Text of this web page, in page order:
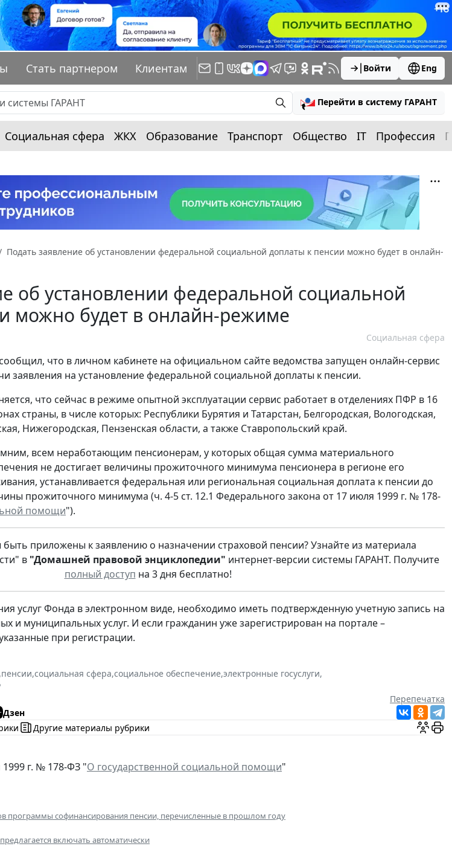
Стать партнером Клиентам Войти Eng
Перейти в систему ГАРАНТ
Социальная сфера ЖКХ Образование Транспорт Общество IT Профессия
Подать заявление об установлении федеральной социальной доплаты к пенсии можно будет в онлайн-
об установлении федеральной социальной
можно будет в онлайн-режиме
Социальная сфера
что в личном кабинете на официальном сайте ведомства запущен онлайн-сервис
заявления на установление федеральной социальной доплаты к пенсии.
что сейчас в режиме опытной эксплуатации сервис работает в отделениях ПФР в 16
страны, в числе которых: Республики Бурятия и Татарстан, Белгородская, Вологодская,
Нижегородская, Пензенская области, а также Ставропольский край.
всем неработающим пенсионерам, у которых общая сумма материального
не достигает величины прожиточного минимума пенсионера в регионе его
устанавливается федеральная или региональная социальная доплата к пенсии до
прожиточного минимума (ч. 4-5 ст. 12.1 Федерального закона от 17 июля 1999 г. № 178-
помощи").
приложены к заявлению о назначении страховой пенсии? Узнайте из материала
в "Домашней правовой энциклопедии" интернет-версии системы ГАРАНТ. Получите
полный доступ на 3 дня бесплатно!
услуг Фонда в электронном виде, необходимо иметь подтвержденную учетную запись на
и муниципальных услуг. И если гражданин уже зарегистрирован на портале –
при регистрации.
,пенсии,социальная сфера,социальное обеспечение,электронные госуслуги,
Перепечатка
Дзен
Другие материалы рубрики
г. № 178-ФЗ "О государственной социальной помощи"
программы софинансирования пенсии, перечисленные в прошлом году
включать автоматически